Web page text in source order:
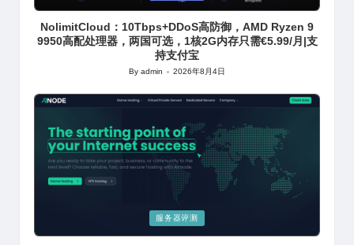
in
NolimitCloud：10Tbps+DDoS高防御，AMD Ryzen 9
9950高配处理器，两国可选，1核2G内存只需€5.99/月|支
持支付宝
Posted
Byadmin 2026年8月4日
in
服务器评测